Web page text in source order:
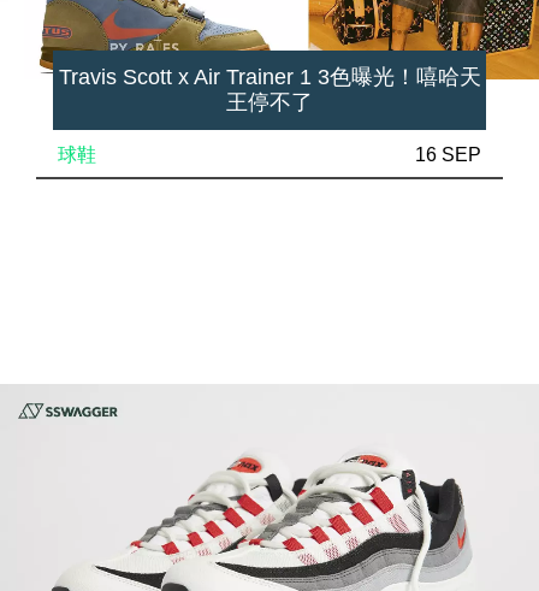
Travis Scott x Air Trainer 1 3色曝光！嘻哈天
王停不了
球鞋 16 SEP